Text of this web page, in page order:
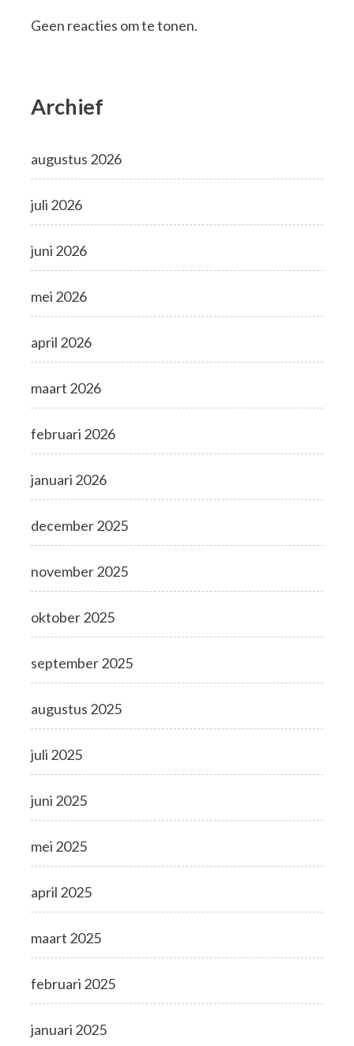
Geen reacties om te tonen.
Archief
augustus 2026
juli 2026
juni 2026
mei 2026
april 2026
maart 2026
februari 2026
januari 2026
december 2025
november 2025
oktober 2025
september 2025
augustus 2025
juli 2025
juni 2025
mei 2025
april 2025
maart 2025
februari 2025
januari 2025